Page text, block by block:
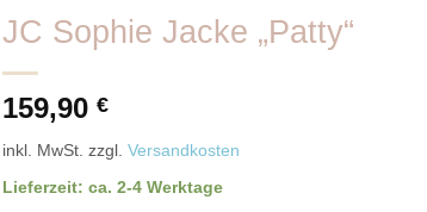
JC Sophie Jacke „Patty“
159,90 €
inkl. MwSt. zzgl. Versandkosten
Lieferzeit: ca. 2-4 Werktage